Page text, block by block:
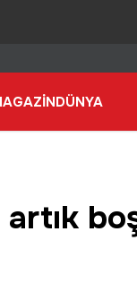
DÜNYA